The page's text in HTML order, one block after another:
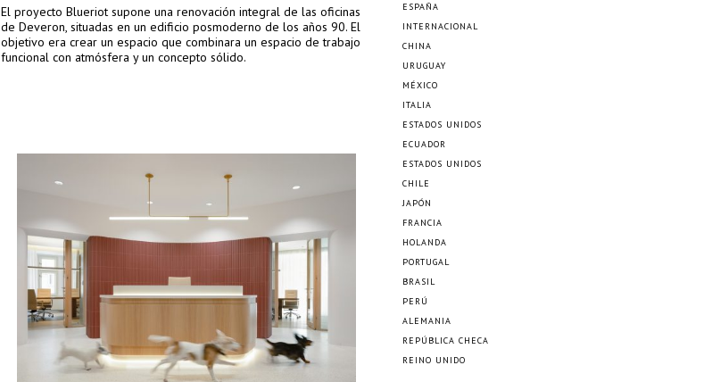
El proyecto Blueriot supone una renovación integral de las oficinas
de Deveron, situadas en un edificio posmoderno de los años 90. El
objetivo era crear un espacio que combinara un espacio de trabajo
funcional con atmósfera y un concepto sólido.
ESPAÑA
INTERNACIONAL
CHINA
URUGUAY
MÉXICO
ITALIA
ESTADOS UNIDOS
ECUADOR
ESTADOS UNIDOS
CHILE
JAPÓN
FRANCIA
HOLANDA
PORTUGAL
BRASIL
PERÚ
ALEMANIA
REPÚBLICA CHECA
REINO UNIDO